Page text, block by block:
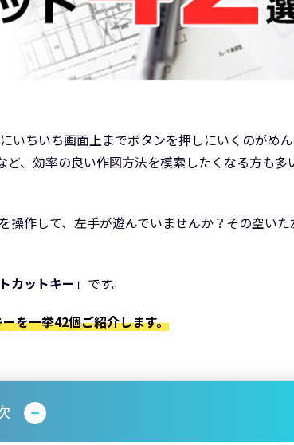
いちいち画面上までボタンを押しにいくのがめ
、効率の良い作図方法を模索したくなる方も多
作して、左手が遊んでいませんか？その空い
カットキー」です。
を一挙42個ご紹介します。